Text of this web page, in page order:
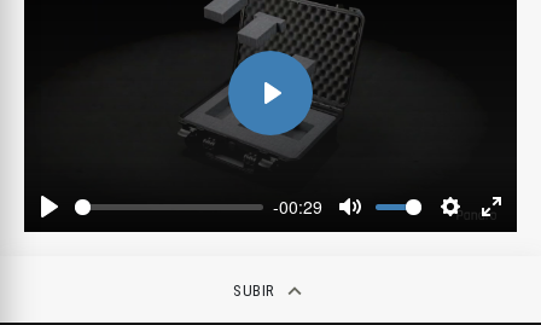
Play
-00:29
Mute Settings
Enter
Play
SUBIR keyboard_arrow_up